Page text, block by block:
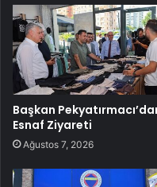
Başkan
Esnaf Ziyareti
Ağustos 7, 2026